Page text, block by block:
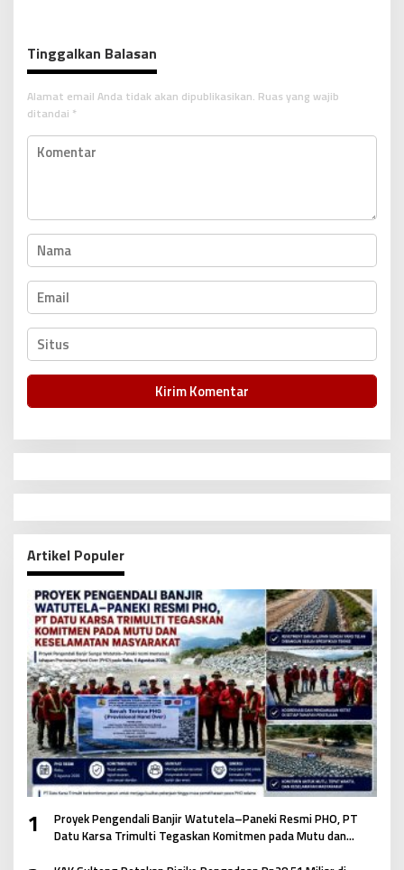
a
s
i
p
o
Tinggalkan Balasan
Alamat email Anda tidak akan dipublikasikan. Ruas yang wajib
ditandai *
Artikel Populer
1
Proyek Pengendali Banjir Watutela–Paneki Resmi PHO, PT
Datu Karsa Trimulti Tegaskan Komitmen pada Mutu dan